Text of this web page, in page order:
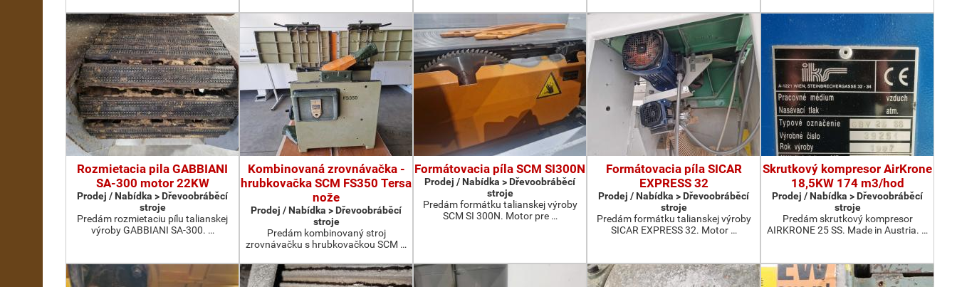
Rozmietacia pila GABBIANI
SA-300 motor 22KW
Prodej / Nabídka > Dřevoobráběcí
stroje
Predám rozmietaciu pílu talianskej
výroby GABBIANI SA-300. …
Kombinovaná zrovnávačka -
hrubkovačka SCM FS350 Tersa
nože
Prodej / Nabídka > Dřevoobráběcí
stroje
Predám kombinovaný stroj
zrovnávačku s hrubkovačkou SCM …
Formátovacia píla SCM SI300N
Prodej / Nabídka > Dřevoobráběcí
stroje
Predám formátku talianskej výroby
SCM SI 300N. Motor pre …
Formátovacia píla SICAR
EXPRESS 32
Prodej / Nabídka > Dřevoobráběcí
stroje
Predám formátku talianskej výroby
SICAR EXPRESS 32. Motor …
Skrutkový kompresor AirKrone
18,5KW 174 m3/hod
Prodej / Nabídka > Dřevoobráběcí
stroje
Predám skrutkový kompresor
AIRKRONE 25 SS. Made in Austria. …